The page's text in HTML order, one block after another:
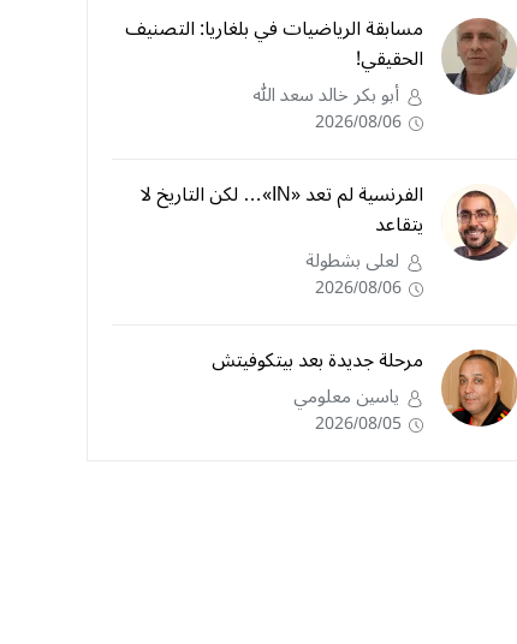
مسابقة الرياضيات في بلغاريا: التصنيف
الحقيقي!
أبو بكر خالد سعد الله
2026/08/06
الفرنسية لم تعد «IN»… لكن التاريخ لا
يتقاعد
لعلى بشطولة
2026/08/06
مرحلة جديدة بعد بيتكوفيتش
ياسين معلومي
2026/08/05